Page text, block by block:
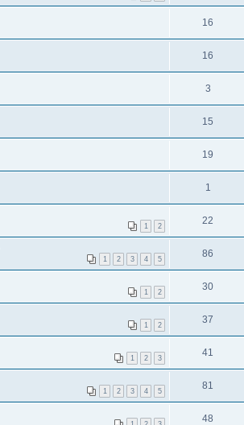
16
16
3
15
19
1
1 2 22
1 2 3 4 5 86
1 2 30
1 2 37
1 2 3 41
1 2 3 4 5 81
48